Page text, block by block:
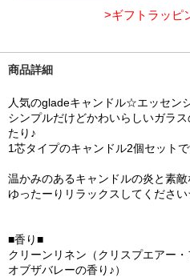
>ギフトラッピ
商品詳細
人気のgladeキャンドル☆エッセン
シンプルだけどかわいらしいガラ
たり♪
1芯タイプのキャンドル2個セットで
温かみのあるキャンドルの炎と素敵
ゆったーりリラックスしてくださ
■香り■
クリーンリネン（クリスプエアー
オブザバレーの香り♪）